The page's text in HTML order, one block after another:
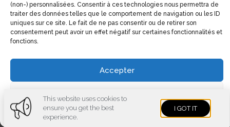
(non-) personnalisées. Consentir à ces technologies nous permettra de
traiter des données telles que le comportement de navigation ou les ID
uniques sur ce site. Le fait de ne pas consentir ou de retirer son
consentement peut avoir un effet négatif sur certaines fonctionnalités et
fonctions.
Accepter
Cookies policy Imprint
This website uses cookies to
ensure you get the best
experience.
I GOT IT